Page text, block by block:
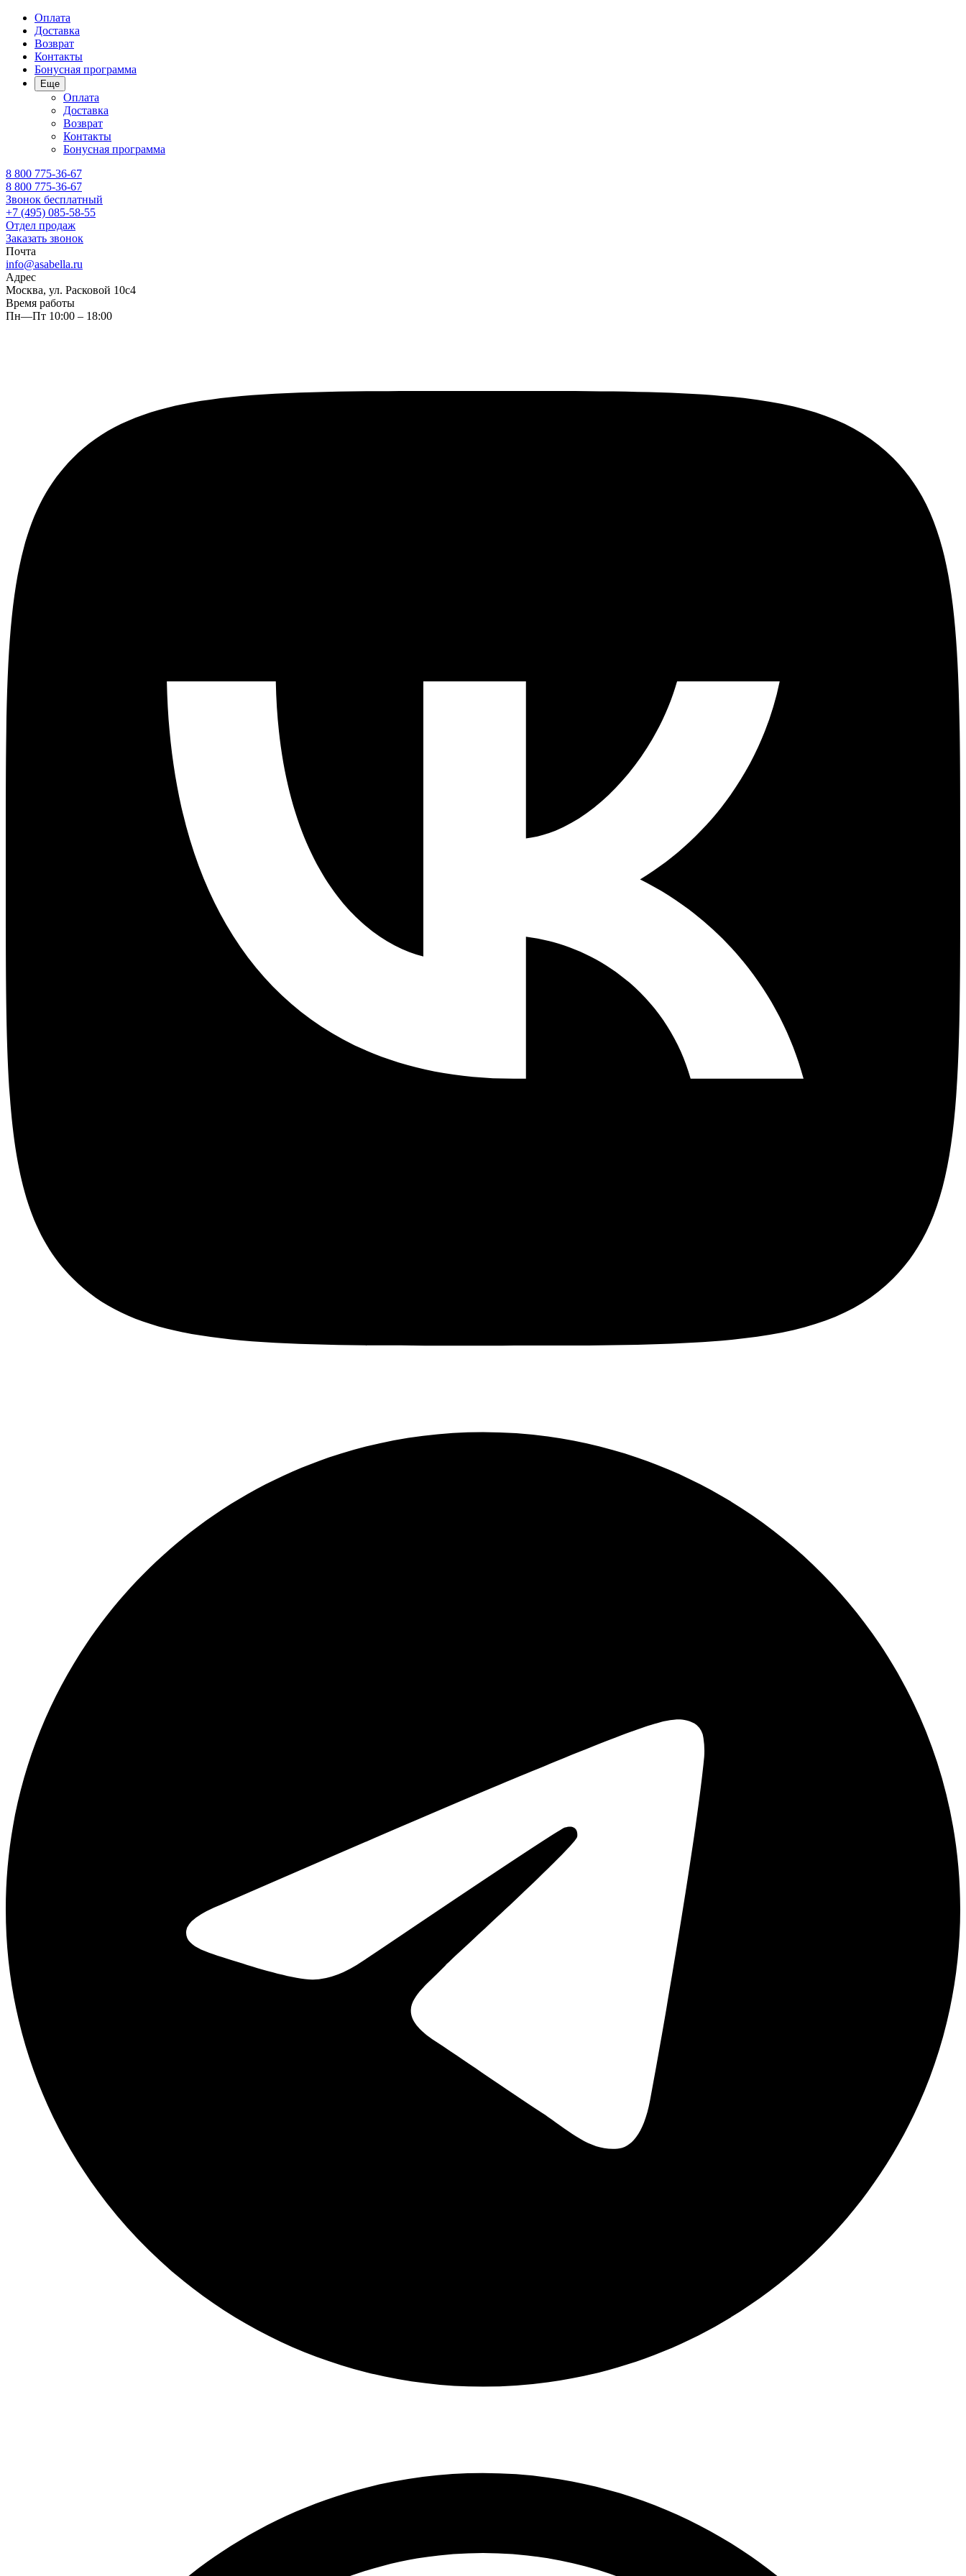
Оплата
Доставка
Возврат
Контакты
Бонусная программа
Еще
Оплата
Доставка
Возврат
Контакты
Бонусная программа
8 800 775-36-67
8 800 775-36-67
Звонок бесплатный
+7 (495) 085-58-55
Отдел продаж
Заказать звонок
Почта
info@asabella.ru
Адрес
Москва, ул. Расковой 10с4
Время работы
Пн—Пт 10:00 – 18:00